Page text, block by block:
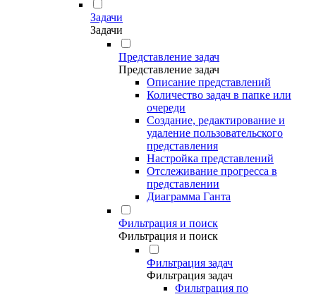
Задачи
Задачи
Представление задач
Представление задач
Описание представлений
Количество задач в папке или
очереди
Создание, редактирование и
удаление пользовательского
представления
Настройка представлений
Отслеживание прогресса в
представлении
Диаграмма Ганта
Фильтрация и поиск
Фильтрация и поиск
Фильтрация задач
Фильтрация задач
Фильтрация по